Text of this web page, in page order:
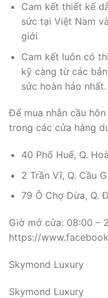
Cam kết thiết kế
sức tại Việt Nam
giới
Cam kết luôn có
kỹ càng từ các
sức hoàn hảo nhất.
Để mua nhẫn cầu
trong các cửa hàng
40 Phố Huế, Q.
2 Trần Vĩ, Q. Cầu
79 Ô Chợ Dừa, Q.
Giờ mở cửa: 08:00 –
https://
Skymond Luxury
Skymond Luxury